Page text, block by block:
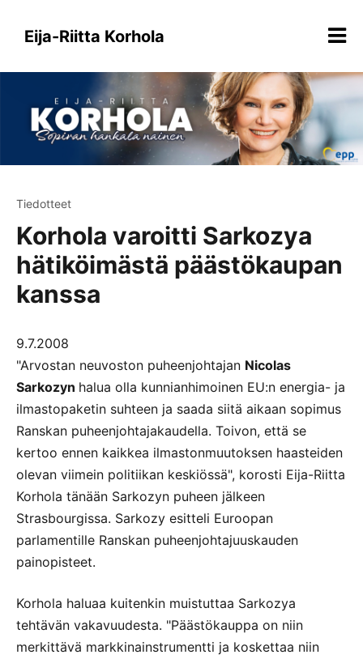
sisältöönEija-Riitta Korhola
Tiedotteet
Korhola varoitti Sarkozya
hätiköimästä päästökaupan
kanssa
9.7.2008
"Arvostan neuvoston puheenjohtajan Nicolas
Sarkozyn halua olla kunnianhimoinen EU:n energia- ja
ilmastopaketin suhteen ja saada siitä aikaan sopimus
Ranskan puheenjohtajakaudella. Toivon, että se
kertoo ennen kaikkea ilmastonmuutoksen haasteiden
olevan viimein politiikan keskiössä", korosti Eija-Riitta
Korhola tänään Sarkozyn puheen jälkeen
Strasbourgissa. Sarkozy esitteli Euroopan
parlamentille Ranskan puheenjohtajuuskauden
painopisteet.
Korhola haluaa kuitenkin muistuttaa Sarkozya
tehtävän vakavuudesta. "Päästökauppa on niin
merkittävä markkinainstrumentti ja koskettaa niin